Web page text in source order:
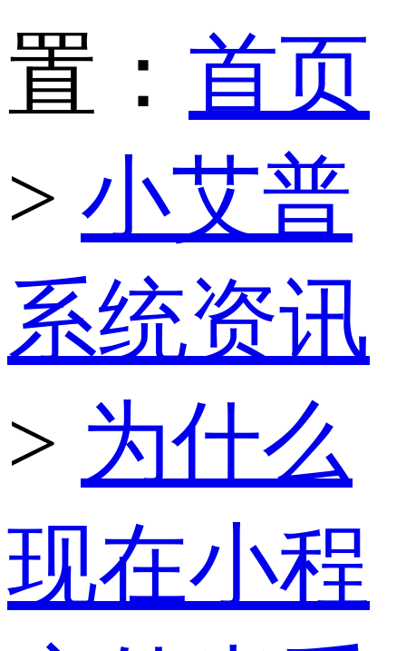
置： 首页
> 小艾普
系统资讯
> 为什么
现在小程